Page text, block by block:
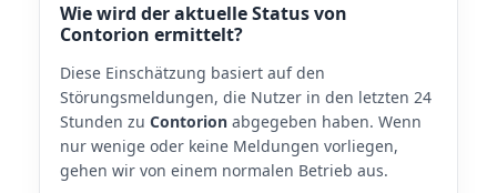
Wie wird der aktuelle Status von
Contorion ermittelt?
Diese Einschätzung basiert auf den
Störungsmeldungen, die Nutzer in den letzten 24
Stunden zu Contorion abgegeben haben. Wenn
nur wenige oder keine Meldungen vorliegen,
gehen wir von einem normalen Betrieb aus.